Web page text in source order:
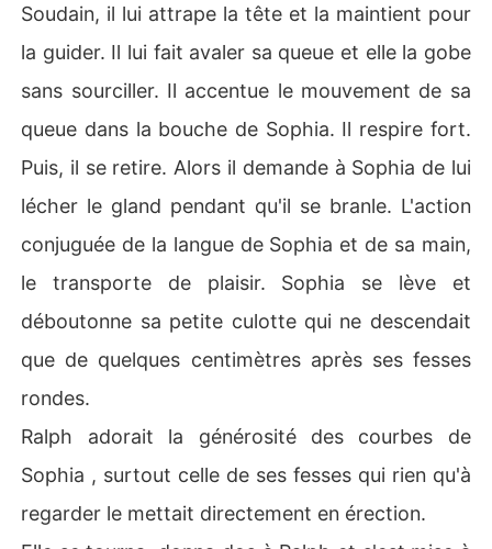
Soudain, il lui attrape la tête et la maintient pour
la guider. Il lui fait avaler sa queue et elle la gobe
sans sourciller. Il accentue le mouvement de sa
queue dans la bouche de Sophia. Il respire fort.
Puis, il se retire. Alors il demande à Sophia de lui
lécher le gland pendant qu'il se branle. L'action
conjuguée de la langue de Sophia et de sa main,
le transporte de plaisir. Sophia se lève et
déboutonne sa petite culotte qui ne descendait
que de quelques centimètres après ses fesses
rondes.
Ralph adorait la générosité des courbes de
Sophia , surtout celle de ses fesses qui rien qu'à
regarder le mettait directement en érection.